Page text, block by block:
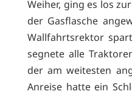
Weiher, ging es los
der Gasflasche
Wallfahrtsrektor
segnete alle
der am weitesten
Anreise hatte ein